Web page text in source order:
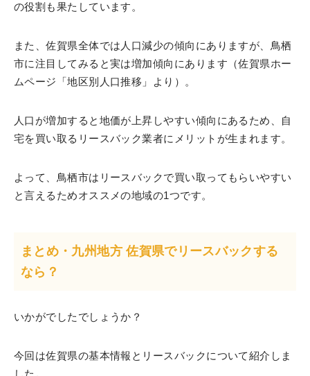
の役割も果たしています。
また、佐賀県全体では人口減少の傾向にありますが、鳥栖
市に注目してみると実は増加傾向にあります（佐賀県ホー
ムページ「地区別人口推移」より）。
人口が増加すると地価が上昇しやすい傾向にあるため、自
宅を買い取るリースバック業者にメリットが生まれます。
よって、鳥栖市はリースバックで買い取ってもらいやすい
と言えるためオススメの地域の1つです。
まとめ・九州地方 佐賀県でリースバックする
なら？
いかがでしたでしょうか？
今回は佐賀県の基本情報とリースバックについて紹介しま
した。